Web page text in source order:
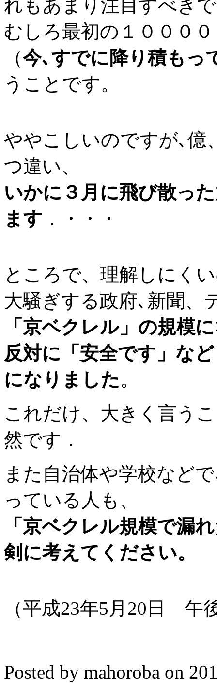
れもあまり注目すべき
むしろ最初の１０００
（今､すでに降り積もっ
うことです。
ややこしいのですが､億
つ違い、
いかに３月に飛び散っ
ます ．・・・
ところで、理解しにく
大騒ぎする政府､新聞、
「京ベクレル」の規模
反対に「安全です」な
になりました。
これだけ、大きく言う
然です．
また自治体や学校など
っている人も、
「京ベクレル規模で漏
剣に考えてください。
（平成23年5月20日
Posted by mahoroba on